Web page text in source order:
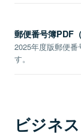
郵便番号簿PDF
2025年度版郵便
す。
ビジネ